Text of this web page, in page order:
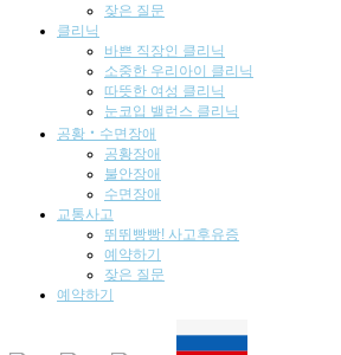
잦은 질문
클리닉
바쁜 직장인 클리닉
소중한 우리아이 클리닉
따뜻한 여성 클리닉
눈코입 밸런스 클리닉
공황‧수면장애
공황장애
불안장애
수면장애
교통사고
뛰뛰빵빵! 사고후유증
예약하기
잦은 질문
예약하기